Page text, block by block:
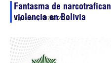
Fantasma de
violencia en Bolivia
agosto 7, 202612:12